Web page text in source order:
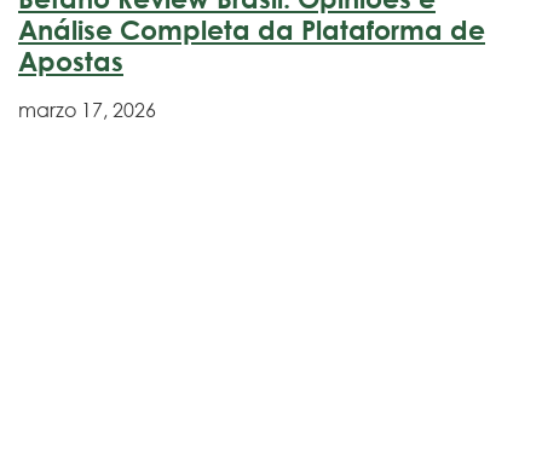
Análise Completa da Plataforma de
Apostas
marzo 17, 2026